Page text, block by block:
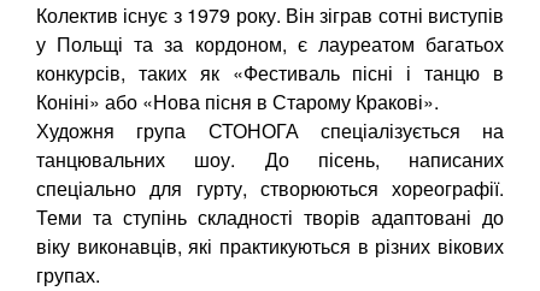
Колектив існує з 1979 року. Він зіграв сотні виступів
у Польщі та за кордоном, є лауреатом багатьох
конкурсів, таких як «Фестиваль пісні і танцю в
Коніні» або «Нова пісня в Старому Кракові».
Художня група СТОНОГА спеціалізується на
танцювальних шоу. До пісень, написаних
спеціально для гурту, створюються хореографії.
Теми та ступінь складності творів адаптовані до
віку виконавців, які практикуються в різних вікових
групах.